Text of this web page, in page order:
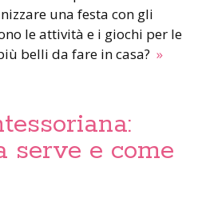
una festa con gli
le attività e i giochi per le
belli da fare in casa? »
serve e come